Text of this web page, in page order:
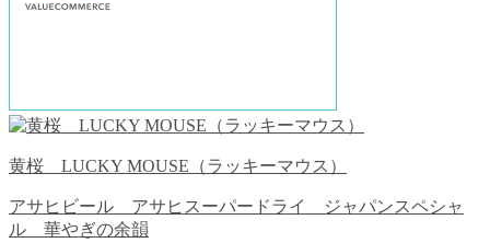
黄桜 LUCKY MOUSE（ラッキーマウス）
アサヒビール アサヒスーパードライ ジャパンスペシャ
ル 華やぎの余韻